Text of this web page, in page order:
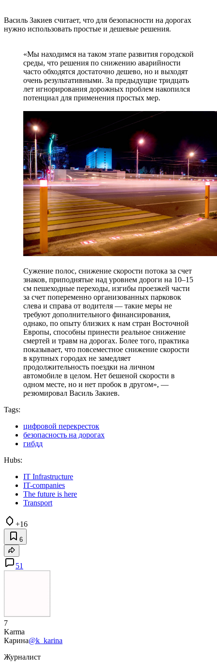
Василь Закиев считает, что для безопасности на дорогах
нужно использовать простые и дешевые решения.
«Мы находимся на таком этапе развития городской
среды, что решения по снижению аварийности
часто обходятся достаточно дешево, но и выходят
очень результативными. За предыдущие тридцать
лет игнорирования дорожных проблем накопился
потенциал для применения простых мер.
Сужение полос, снижение скорости потока за счет
знаков, приподнятые над уровнем дороги на 10–15
см пешеходные переходы, изгибы проезжей части
за счет попеременно организованных парковок
слева и справа от водителя — такие меры не
требуют дополнительного финансирования,
однако, по опыту близких к нам стран Восточной
Европы, способны принести реальное снижение
смертей и травм на дорогах. Более того, практика
показывает, что повсеместное снижение скорости
в крупных городах не замедляет
продолжительность поездки на личном
автомобиле в целом. Нет бешеной скорости в
одном месте, но и нет пробок в другом», —
резюмировал Василь Закиев.
Tags:
цифровой перекресток
безопасность на дорогах
гибдд
Hubs:
IT Infrastructure
IT-companies
The future is here
Transport
+16
6
51
7
Karma
Карина@k_karina
Журналист